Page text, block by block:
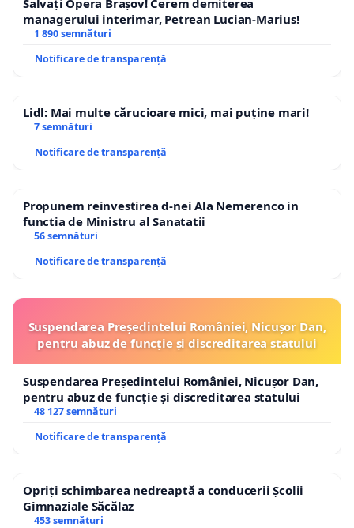
managerului interimar, Petrean Lucian-Marius!
1 890 semnături
Notificare de transparență
Lidl: Mai multe cărucioare mici, mai puține mari!
7 semnături
Notificare de transparență
Propunem reinvestirea d-nei Ala Nemerenco in
functia de Ministru al Sanatatii
56 semnături
Notificare de transparență
Suspendarea Președintelui României, Nicușor Dan,
pentru abuz de funcție și discreditarea statului
Suspendarea Președintelui României, Nicușor Dan,
pentru abuz de funcție și discreditarea statului
48 127 semnături
Notificare de transparență
Opriți schimbarea nedreaptă a conducerii Școlii
Gimnaziale Săcălaz
453 semnături